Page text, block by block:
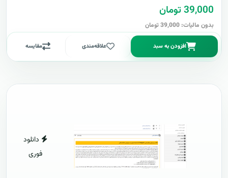
39,000 تومان
بدون مالیات: 39,000 تومان
افزودن به سبد علاقه‌مندی مقایسه
دانلود
فوری